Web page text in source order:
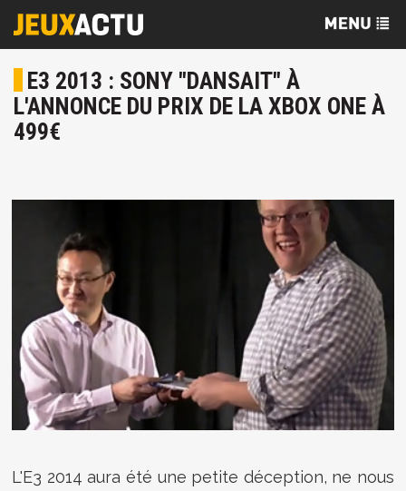
E3 2013 : SONY "DANSAIT" À
L'ANNONCE DU PRIX DE LA XBOX ONE À
499€
L'E3 2014 aura été une petite déception, ne nous